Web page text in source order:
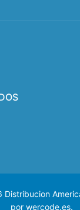
por wercode.es.